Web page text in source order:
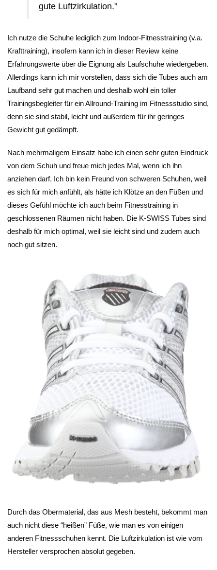
gute Luftzirkulation.”
Ich nutze die Schuhe lediglich zum Indoor-Fitnesstraining (v.a.
Krafttraining), insofern kann ich in dieser Review keine
Erfahrungswerte über die Eignung als Laufschuhe wiedergeben.
Allerdings kann ich mir vorstellen, dass sich die Tubes auch am
Laufband sehr gut machen und deshalb wohl ein toller
Trainingsbegleiter für ein Allround-Training im Fitnessstudio sind,
denn sie sind stabil, leicht und außerdem für ihr geringes
Gewicht gut gedämpft.
Nach mehrmaligem Einsatz habe ich einen sehr guten Eindruck
von dem Schuh und freue mich jedes Mal, wenn ich ihn
anziehen darf. Ich bin kein Freund von schweren Schuhen, weil
es sich für mich anfühlt, als hätte ich Klötze an den Füßen und
dieses Gefühl möchte ich auch beim Fitnesstraining in
geschlossenen Räumen nicht haben. Die K-SWISS Tubes sind
deshalb für mich optimal, weil sie leicht sind und zudem auch
noch gut sitzen.
Durch das Obermaterial, das aus Mesh besteht, bekommt man
auch nicht diese “heißen” Füße, wie man es von einigen
anderen Fitnessschuhen kennt. Die Luftzirkulation ist wie vom
Hersteller versprochen absolut gegeben.